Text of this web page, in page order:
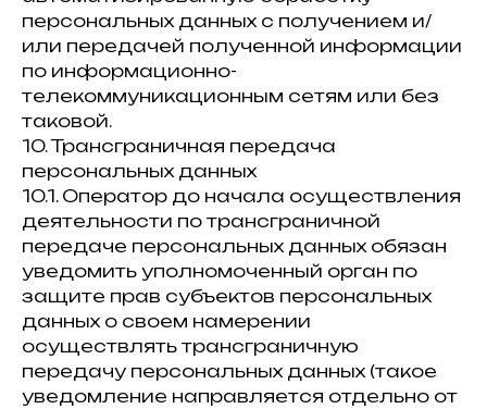
персональных данных с получением и/
или передачей полученной информации
по информационно-
телекоммуникационным сетям или без
таковой.
10. Трансграничная передача
персональных данных
10.1. Оператор до начала осуществления
деятельности по трансграничной
передаче персональных данных обязан
уведомить уполномоченный орган по
защите прав субъектов персональных
данных о своем намерении
осуществлять трансграничную
передачу персональных данных (такое
уведомление направляется отдельно от